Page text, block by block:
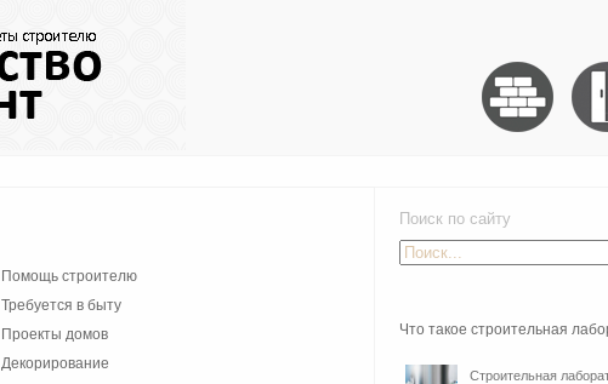
Помощь строителю
Требуется в быту
Проекты домов
Декорирование
Поиск по сайту
Что такое строительная
Строительная